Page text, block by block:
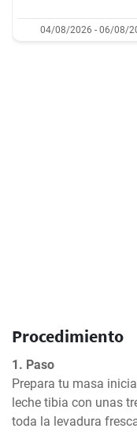
04/08/2026 - 06/08/
Procedimiento
1. Paso
Prepara tu masa
leche tibia con unas
toda la levadura